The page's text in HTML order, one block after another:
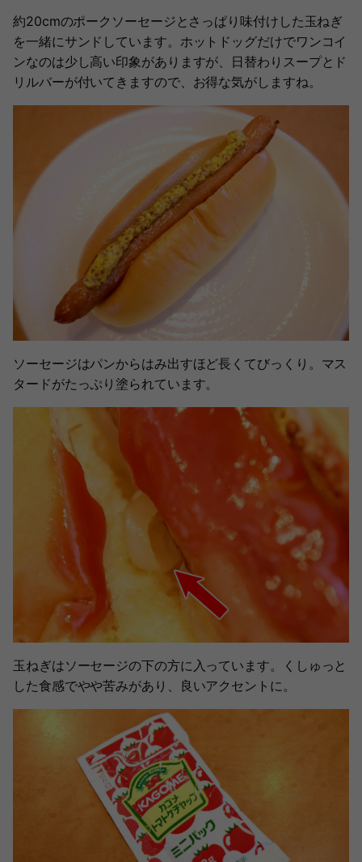
約20cmのポークソーセージとさっぱり味付けした玉ねぎ
を一緒にサンドしています。ホットドッグだけでワンコイ
ンなのは少し高い印象がありますが、日替わりスープとド
リルバーが付いてきますので、お得な気がしますね。
ソーセージはパンからはみ出すほど長くてびっくり。マス
タードがたっぷり塗られています。
玉ねぎはソーセージの下の方に入っています。くしゅっと
した食感でやや苦みがあり、良いアクセントに。